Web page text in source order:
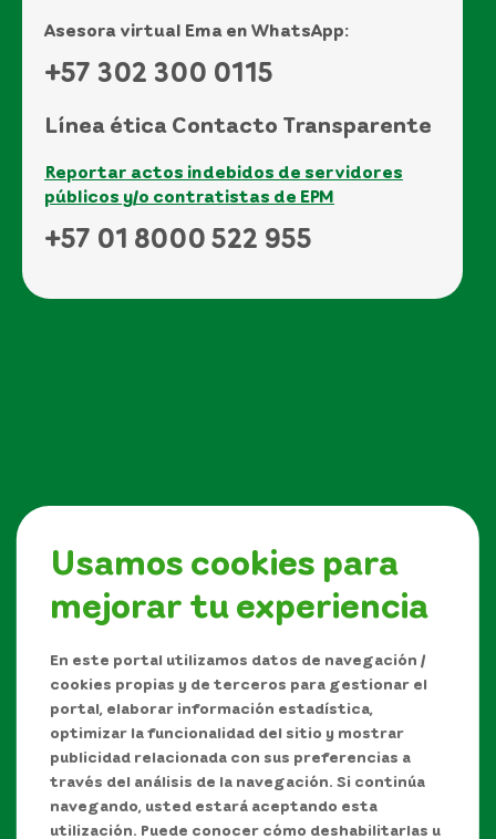
Usamos cookies para
mejorar tu experiencia
En este portal utilizamos datos de navegación /
cookies propias y de terceros para gestionar el
portal, elaborar información estadística,
optimizar la funcionalidad del sitio y mostrar
publicidad relacionada con sus preferencias a
través del análisis de la navegación. Si continúa
navegando, usted estará aceptando esta
utilización. Puede conocer cómo deshabilitarlas u
Asesora virtual Ema en WhatsApp:
+57 302 300 0115
Línea ética Contacto Transparente
Reportar actos indebidos de servidores
públicos y/o contratistas de EPM
+57 01 8000 522 955
Síguenos en